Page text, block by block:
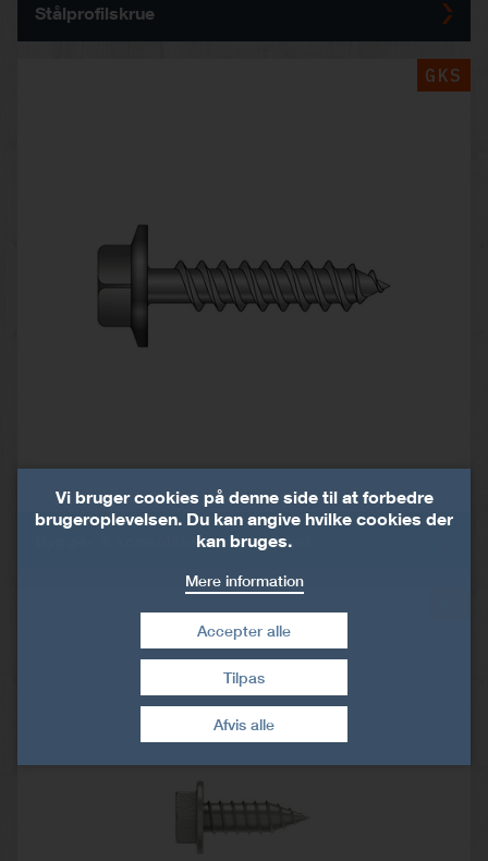
Stålprofilskrue
GKS
Bygge- & konsolskrue, elforzinket
Vi bruger cookies på denne side til at forbedre
brugeroplevelsen. Du kan angive hvilke cookies der
kan bruges.
Mere information
Afvis alle
Accepter alle
Træk samtykke tilbage
Tilpas